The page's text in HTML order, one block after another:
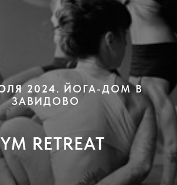
2024. ЙОГА-ДОМ В
ЗАВИДОВО
RETREAT